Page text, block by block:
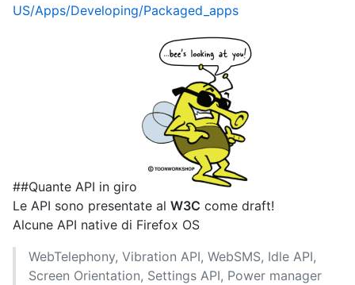
US/Apps/Developing/Packaged_apps
##Quante API in giro
Le API sono presentate al W3C come draft!
Alcune API native di Firefox OS
WebTelephony, Vibration API, WebSMS, Idle API,
Screen Orientation, Settings API, Power manager